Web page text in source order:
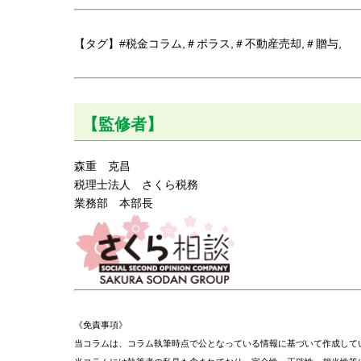
【タグ】#税金コラム,＃ポラス,＃不動産売却,＃贈与,
【監修者】
森重 克昌
税理士法人 さくら税務
業務部 本部長
《免責事項》
当コラムは、コラム執筆時点で公となっている情報に基づいて作成して